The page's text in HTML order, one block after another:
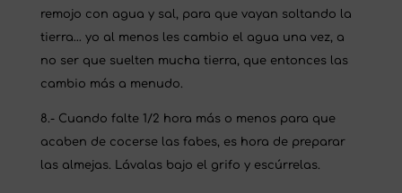
remojo con agua y sal, para que vayan soltando la
tierra… yo al menos les cambio el agua una vez, a
no ser que suelten mucha tierra, que entonces las
cambio más a menudo.
8.- Cuando falte 1/2 hora más o menos para que
acaben de cocerse las fabes, es hora de preparar
las almejas. Lávalas bajo el grifo y escúrrelas.